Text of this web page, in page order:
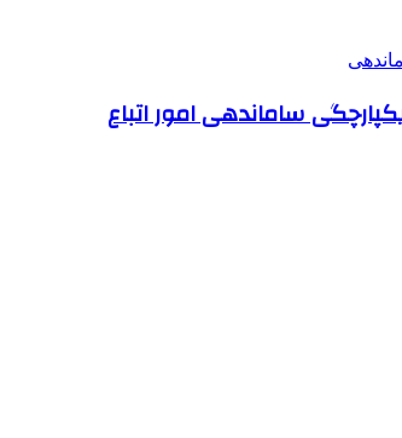
ساماندهی امور اتباع